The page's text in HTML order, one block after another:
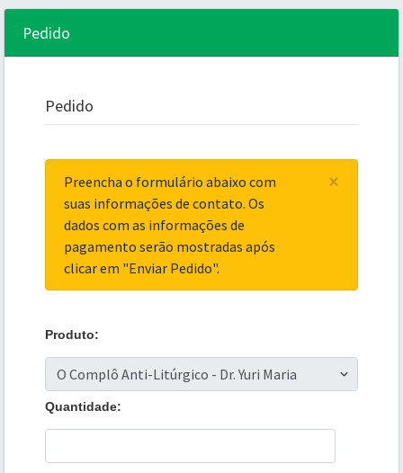
Pedido
Pedido
×
Preencha o formulário abaixo com
suas informações de contato. Os
dados com as informações de
pagamento serão mostradas após
clicar em "Enviar Pedido".
Produto:
Quantidade: